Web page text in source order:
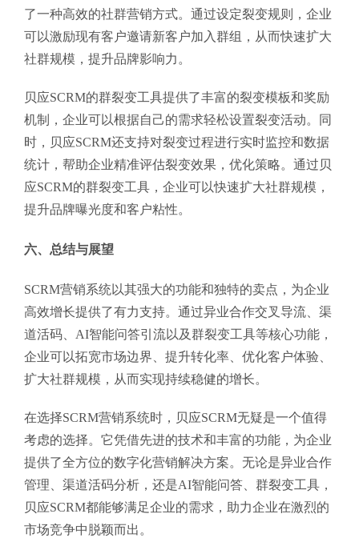
了一种高效的社群营销方式。通过设定裂变规则，企业
可以激励现有客户邀请新客户加入群组，从而快速扩大
社群规模，提升品牌影响力。
贝应SCRM的群裂变工具提供了丰富的裂变模板和奖励
机制，企业可以根据自己的需求轻松设置裂变活动。同
时，贝应SCRM还支持对裂变过程进行实时监控和数据
统计，帮助企业精准评估裂变效果，优化策略。通过贝
应SCRM的群裂变工具，企业可以快速扩大社群规模，
提升品牌曝光度和客户粘性。
六、总结与展望
SCRM营销系统以其强大的功能和独特的卖点，为企业
高效增长提供了有力支持。通过异业合作交叉导流、渠
道活码、AI智能问答引流以及群裂变工具等核心功能，
企业可以拓宽市场边界、提升转化率、优化客户体验、
扩大社群规模，从而实现持续稳健的增长。
在选择SCRM营销系统时，贝应SCRM无疑是一个值得
考虑的选择。它凭借先进的技术和丰富的功能，为企业
提供了全方位的数字化营销解决方案。无论是异业合作
管理、渠道活码分析，还是AI智能问答、群裂变工具，
贝应SCRM都能够满足企业的需求，助力企业在激烈的
市场竞争中脱颖而出。